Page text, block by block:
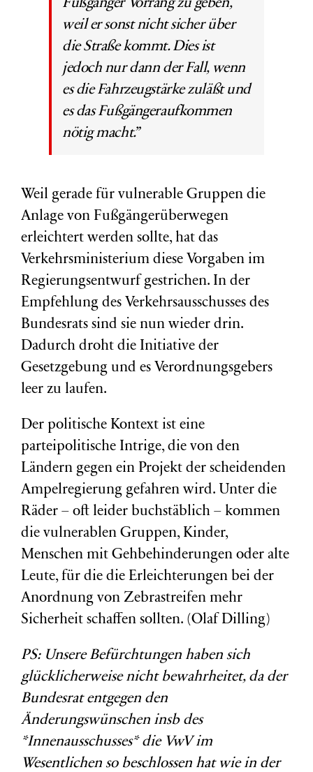
Fußgänger Vorrang zu geben,
weil er sonst nicht sicher über
die Straße kommt.Dies ist
jedoch nur dann der Fall, wenn
es die Fahrzeugstärke zuläßt und
es das Fußgängeraufkommen
nötig macht.”
Weil gerade für vulnerable Gruppen die
Anlage von Fußgängerüberwegen
erleichtert werden sollte, hat das
Verkehrsministerium diese Vorgaben im
Regierungsentwurf gestrichen. In der
Empfehlung des Verkehrsausschusses des
Bundesrats sind sie nun wieder drin.
Dadurch droht die Initiative der
Gesetzgebung und es Verordnungsgebers
leer zu laufen.
Der politische Kontext ist eine
parteipolitische Intrige, die von den
Ländern gegen ein Projekt der scheidenden
Ampelregierung gefahren wird. Unter die
Räder – oft leider buchstäblich – kommen
die vulnerablen Gruppen, Kinder,
Menschen mit Gehbehinderungen oder alte
Leute, für die die Erleichterungen bei der
Anordnung von Zebrastreifen mehr
Sicherheit schaffen sollten. (Olaf Dilling)
PS: Unsere Befürchtungen haben sich
glücklicherweise nicht bewahrheitet, da der
Bundesrat entgegen den
Änderungswünschen insb des
*Innenausschusses* die VwV im
Wesentlichen so beschlossen hat wie in der